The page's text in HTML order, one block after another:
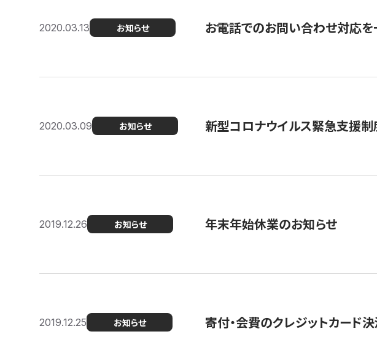
2020.03.13 お知らせ お電話でのお問い合わせ対応
2020.03.09 お知らせ 新型コロナウイルス緊急支援制
2019.12.26 お知らせ 年末年始休業のお知らせ
2019.12.25 お知らせ 寄付・会費のクレジットカード